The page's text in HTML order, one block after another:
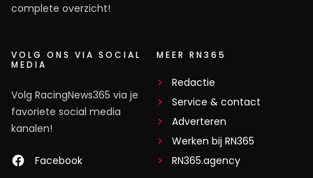
complete overzicht!
VOLG ONS VIA SOCIAL
MEDIA
Volg RacingNews365 via je
favoriete social media
kanalen!
Facebook
MEER RN365
Redactie
Service & contact
Adverteren
Werken bij RN365
RN365.agency